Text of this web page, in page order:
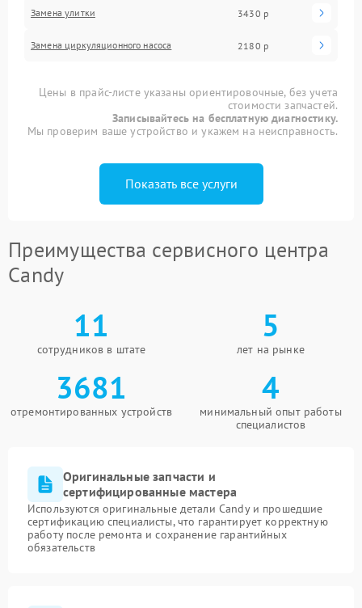
Замена улитки 3430 р
Замена циркуляционного насоса 2180 р
Цены в прайс-листе указаны ориентировочные, без учета
стоимости запчастей.
Записывайтесь на бесплатную диагностику.
Мы проверим ваше устройство и укажем на неисправность.
Показать все услуги
Преимущества сервисного центра
Candy
11
сотрудников в штате
5
лет на рынке
3681
отремонтированных устройств
4
минимальный опыт работы
специалистов
Оригинальные запчасти и
сертифицированные мастера
Используются оригинальные детали Candy и прошедшие
сертификацию специалисты, что гарантирует корректную
работу после ремонта и сохранение гарантийных
обязательств